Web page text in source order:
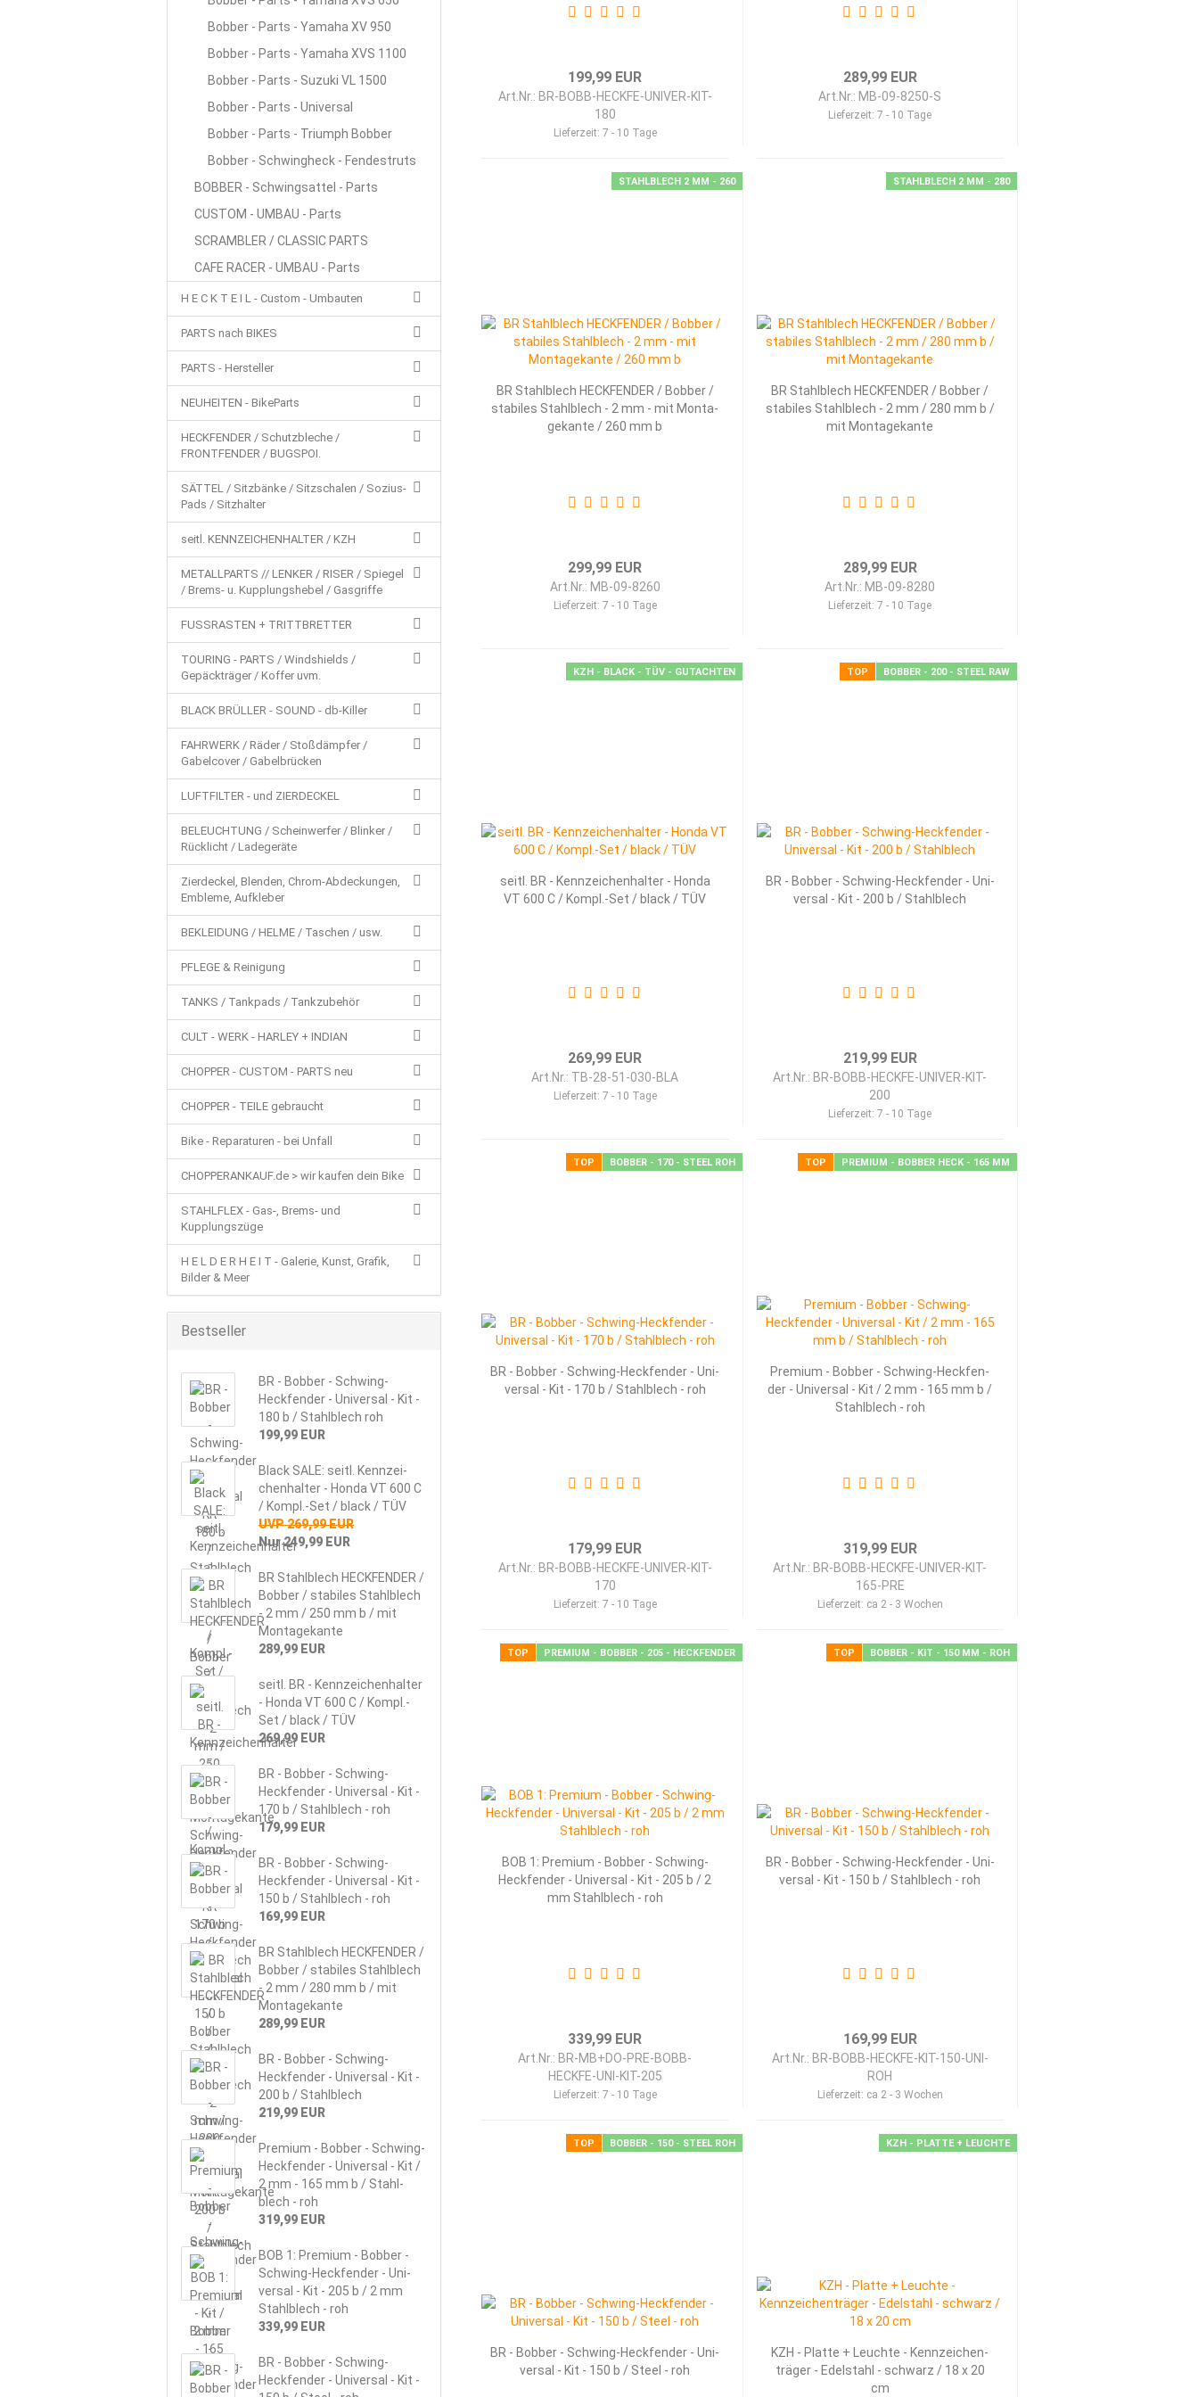
199,99 EUR
Art.Nr.: BR-BOBB-HECKFE-UNIVER-KIT-
180
Lieferzeit: 7 - 10 Tage
289,99 EUR
Art.Nr.: MB-09-8250-S
Lieferzeit:7 - 10 Tage
STAHLBLECH 2 MM - 260
BR Stahl­blech HECK­FEN­DER / Bob­ber /
sta­bi­les Stahl­blech - 2 mm - mit Mon­ta­
ge­kan­te / 260 mm b
299,99 EUR
Art.Nr.: MB-09-8260
Lieferzeit: 7 - 10 Tage
STAHLBLECH 2 MM - 280
BR Stahl­blech HECK­FEN­DER / Bob­ber /
sta­bi­les Stahl­blech - 2 mm / 280 mm b /
mit Mon­ta­ge­kan­te
289,99 EUR
Art.Nr.: MB-09-8280
Lieferzeit:7 - 10 Tage
KZH - BLACK - TÜV - GUTACHTEN
seitl. BR - Kenn­zei­chen­hal­ter - Honda
VT 600 C / Kompl.-Set / black / TÜV
269,99 EUR
Art.Nr.: TB-28-51-030-BLA
Lieferzeit: 7 - 10 Tage
TOP BOBBER - 200 - STEEL RAW
BR - Bob­ber - Schwing-​​Heck­fen­der - Uni­
ver­sal - Kit - 200 b / Stahl­blech
219,99 EUR
Art.Nr.: BR-BOBB-HECKFE-UNIVER-KIT-
200
Lieferzeit:7 - 10 Tage
TOP BOBBER - 170 - STEEL ROH
BR - Bob­ber - Schwing-​​Heck­fen­der - Uni­
ver­sal - Kit - 170 b / Stahl­blech - roh
179,99 EUR
Art.Nr.: BR-BOBB-HECKFE-UNIVER-KIT-
170
Lieferzeit: 7 - 10 Tage
TOP PREMIUM - BOBBER HECK - 165 MM
Pre­mi­um - Bob­ber - Schwing-​​Heck­fen­
der - Uni­ver­sal - Kit / 2 mm - 165 mm b /
Stahl­blech - roh
319,99 EUR
Art.Nr.: BR-BOBB-HECKFE-UNIVER-KIT-
165-PRE
Lieferzeit: ca 2 - 3 Wochen
TOP PREMIUM - BOBBER - 205 - HECKFENDER
BOB 1: Pre­mi­um - Bob­ber - Schwing-​​
Heck­fen­der - Uni­ver­sal - Kit - 205 b / 2
mm Stahl­blech - roh
339,99 EUR
Art.Nr.: BR-MB+DO-PRE-BOBB-
HECKFE-UNI-KIT-205
Lieferzeit: 7 - 10 Tage
TOP BOBBER - KIT - 150 MM - ROH
BR - Bob­ber - Schwing-​​Heck­fen­der - Uni­
ver­sal - Kit - 150 b / Stahl­blech - roh
169,99 EUR
Art.Nr.: BR-BOBB-HECKFE-KIT-150-UNI-
ROH
Lieferzeit: ca 2 - 3 Wochen
TOP BOBBER - 150 - STEEL ROH
BR - Bob­ber - Schwing-​​Heck­fen­der - Uni­
ver­sal - Kit - 150 b / Steel - roh
KZH - PLATTE + LEUCHTE
KZH - Plat­te + Leuch­te - Kenn­zei­chen­
trä­ger - Edel­stahl - schwarz / 18 x 20
cm
Bobber - Parts - Yamaha XV 950
Bobber - Parts - Yamaha XVS 1100
Bobber - Parts - Suzuki VL 1500
Bobber - Parts - Universal
Bobber - Parts - Triumph Bobber
Bobber - Schwingheck - Fendestruts
BOBBER - Schwingsattel - Parts
CUSTOM - UMBAU - Parts
SCRAMBLER / CLASSIC PARTS
CAFE RACER - UMBAU - Parts
H E C K T E I L - Custom - Umbauten
PARTS nach BIKES
PARTS - Hersteller
NEUHEITEN - BikeParts
HECKFENDER / Schutzbleche /
FRONTFENDER / BUGSPOI.
SÄTTEL / Sitzbänke / Sitzschalen / Sozius-
Pads / Sitzhalter
seitl. KENNZEICHENHALTER / KZH
METALLPARTS // LENKER / RISER / Spiegel
/ Brems- u. Kupplungshebel / Gasgriffe
FUSSRASTEN + TRITTBRETTER
TOURING - PARTS / Windshields /
Gepäckträger / Koffer uvm.
BLACK BRÜLLER - SOUND - db-Killer
FAHRWERK / Räder / Stoßdämpfer /
Gabelcover / Gabelbrücken
LUFTFILTER - und ZIERDECKEL
BELEUCHTUNG / Scheinwerfer / Blinker /
Rücklicht / Ladegeräte
Zierdeckel, Blenden, Chrom-Abdeckungen,
Embleme, Aufkleber
BEKLEIDUNG / HELME / Taschen / usw.
PFLEGE & Reinigung
TANKS / Tankpads / Tankzubehör
CULT - WERK - HARLEY + INDIAN
CHOPPER - CUSTOM - PARTS neu
CHOPPER - TEILE gebraucht
Bike - Reparaturen - bei Unfall
CHOPPERANKAUF.de > wir kaufen dein Bike
STAHLFLEX - Gas-, Brems- und
Kupplungszüge
H E L D E R H E I T - Galerie, Kunst, Grafik,
Bilder & Meer
Bestseller
BR - Bob­ber - Schwing-​
Heckfender - Uni­ver­sal - Kit -
180 b / Stahl­blech roh
199,99 EUR
Black SALE: seitl. Kenn­zei­
chen­hal­ter - Honda VT 600 C
/ Kompl.-Set / black / TÜV
UVP 269,99 EUR
Nur 249,99 EUR
BR Stahl­blech HECK­FEN­DER /
Bob­ber / sta­bi­les Stahl­blech
- 2 mm / 250 mm b / mit
Mon­ta­ge­kan­te
289,99 EUR
seitl. BR - Kenn­zei­chen­hal­ter
- Honda VT 600 C / Kompl.-
Set / black / TÜV
269,99 EUR
BR - Bob­ber - Schwing-​
Heckfender - Uni­ver­sal - Kit -
170 b / Stahl­blech - roh
179,99 EUR
BR - Bob­ber - Schwing-​
Heckfender - Uni­ver­sal - Kit -
150 b / Stahl­blech - roh
169,99 EUR
BR Stahl­blech HECK­FEN­DER /
Bob­ber / sta­bi­les Stahl­blech
- 2 mm / 280 mm b / mit
Mon­ta­ge­kan­te
289,99 EUR
BR - Bob­ber - Schwing-​
Heckfender - Uni­ver­sal - Kit -
200 b / Stahl­blech
219,99 EUR
Pre­mi­um - Bob­ber - Schwing-​
Heckfender - Uni­ver­sal - Kit /
2 mm - 165 mm b / Stahl­
blech - roh
319,99 EUR
BOB 1: Pre­mi­um - Bob­ber -
Schwing-​Heckfender - Uni­
ver­sal - Kit - 205 b / 2 mm
Stahl­blech - roh
339,99 EUR
BR - Bob­ber - Schwing-​
Heckfender - Uni­ver­sal - Kit -